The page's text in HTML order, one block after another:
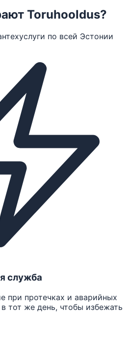
Toruhooldus?
по всей Эстонии
служба
при протечках и аварийных
тот же день, чтобы избежать